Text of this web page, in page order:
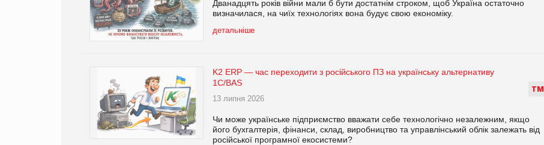
Дванадцять років війни мали б бути достатнім строком, щоб Україна остаточно
визначилася, на чиїх технологіях вона будує свою економіку.
детальніше
ТМ
K2 ERP — час переходити з російського ПЗ на українську альтернативу
1С/BAS
13 липня 2026
Чи може українське підприємство вважати себе технологічно незалежним, якщо
його бухгалтерія, фінанси, склад, виробництво та управлінський облік залежать від
російської програмної екосистеми?